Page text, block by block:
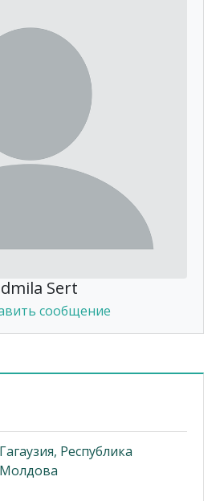
Sert
сообщение
Гагаузия, Республика
Молдова